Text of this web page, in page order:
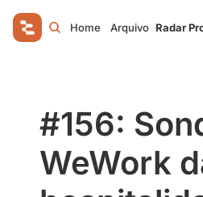
Home Arquivo Radar
#156:
WeWork